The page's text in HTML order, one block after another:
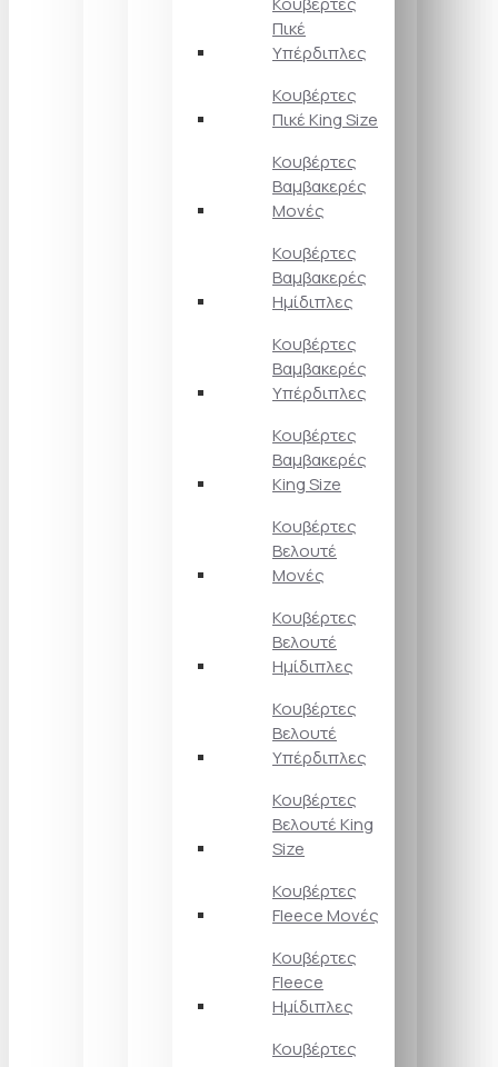
Πικέ
Υπέρδιπλες
Κουβέρτες
Πικέ King Size
Κουβέρτες
Βαμβακερές
Μονές
Κουβέρτες
Βαμβακερές
Ημίδιπλες
Κουβέρτες
Βαμβακερές
Υπέρδιπλες
Κουβέρτες
Βαμβακερές
King Size
Κουβέρτες
Βελουτέ
Μονές
Κουβέρτες
Βελουτέ
Ημίδιπλες
Κουβέρτες
Βελουτέ
Υπέρδιπλες
Κουβέρτες
Βελουτέ King
Size
Κουβέρτες
Fleece Μονές
Κουβέρτες
Fleece
Ημίδιπλες
Κουβέρτες